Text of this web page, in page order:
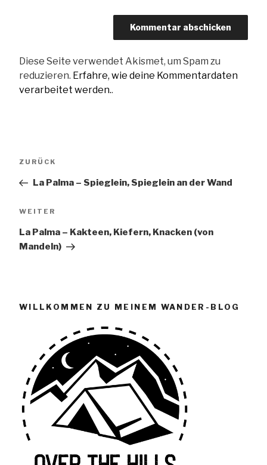
Diese Seite verwendet Akismet, um Spam zu
reduzieren. Erfahre, wie deine Kommentardaten
verarbeitet werden..
Vorheriger
ZURÜCK
La Palma – Spieglein, Spieglein an der Wand
Nächster
WEITER
La Palma – Kakteen, Kiefern, Knacken (von
Mandeln)
WILLKOMMEN ZU MEINEM WANDER-BLOG